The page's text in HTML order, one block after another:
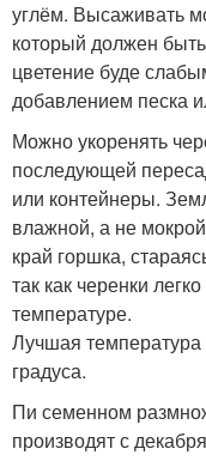
углём. Высаживать
который должен
цветение буде
добавлением песка
Можно укоренять
последующей
или контейнеры.
влажной, а не
край горшка,
так как черенки
температуре.
Лучшая температура
градуса.
Пи семенном
производят с